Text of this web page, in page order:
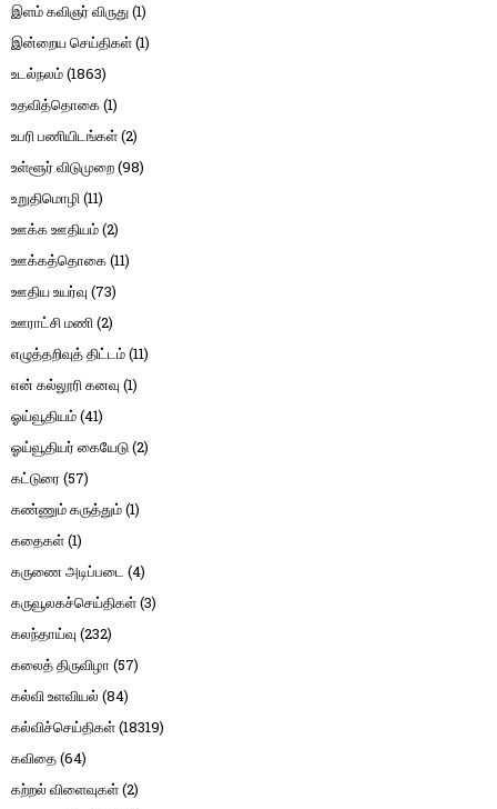
இளம் கவிஞர் விருது(1)
இன்றைய செய்திகள்(1)
உடல்நலம்(1863)
உதவித்தொகை(1)
உபரி பணியிடங்கள்(2)
உள்ளூர் விடுமுறை(98)
உறுதிமொழி(11)
ஊக்க ஊதியம்(2)
ஊக்கத்தொகை(11)
ஊதிய உயர்வு (73)
ஊராட்சி மணி(2)
எழுத்தறிவுத் திட்டம்(11)
என் கல்லூரி கனவு (1)
ஓய்வூதியம்(41)
ஓய்வூதியர் கையேடு(2)
கட்டுரை (57)
கண்ணும் கருத்தும்(1)
கதைகள்(1)
கருணை அடிப்படை (4)
கருவூலகச்செய்திகள்(3)
கலந்தாய்வு (232)
கலைத் திருவிழா (57)
கல்வி உளவியல் (84)
கல்விச்செய்திகள்(18319)
கவிதை(64)
கற்றல் விளைவுகள்(2)